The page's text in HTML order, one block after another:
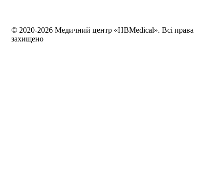
© 2020-2026 Медичний центр «HBMedical». Всі права
захищено